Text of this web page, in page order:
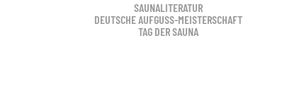
SAUNALITERATUR
DEUTSCHE AUFGUSS-MEISTERSCHAFT
TAG DER SAUNA